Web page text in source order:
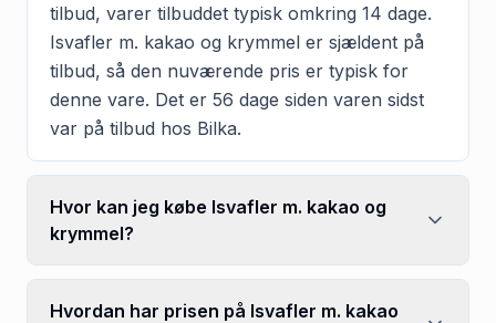
tilbud, varer tilbuddet typisk omkring 14 dage.
Isvafler m. kakao og krymmel er sjældent på
tilbud, så den nuværende pris er typisk for
denne vare. Det er 56 dage siden varen sidst
var på tilbud hos Bilka.
Hvor kan jeg købe Isvafler m. kakao og
krymmel?
Hvordan har prisen på Isvafler m. kakao